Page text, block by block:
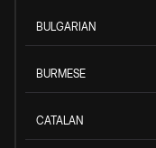
BULGARIAN
BURMESE
CATALAN